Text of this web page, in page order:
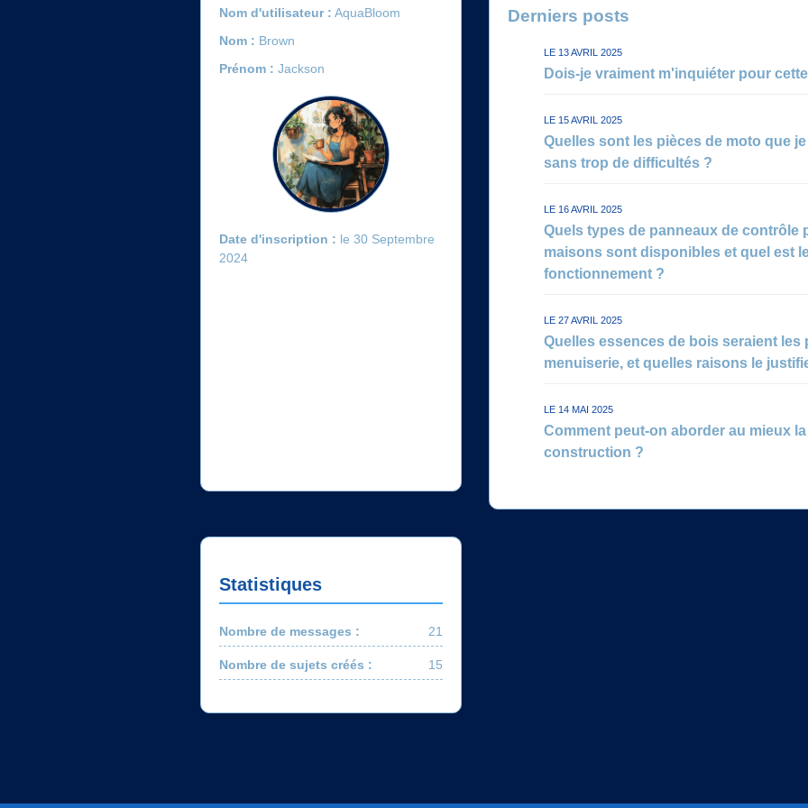
Nom d'utilisateur : AquaBloom
Nom : Brown
Prénom : Jackson
Date d'inscription : le 30 Septembre
2024
Derniers posts
LE 13 AVRIL 2025
Dois-je vraiment m'inquiéter pour
LE 15 AVRIL 2025
Quelles sont les pièces de moto que
sans trop de difficultés ?
LE 16 AVRIL 2025
Quels types de panneaux de contrôle
maisons sont disponibles et quel est
fonctionnement ?
LE 27 AVRIL 2025
Quelles essences de bois seraient
menuiserie, et quelles raisons le
LE 14 MAI 2025
Comment peut-on aborder au mieux
construction ?
Statistiques
Nombre de messages : 21
Nombre de sujets créés : 15